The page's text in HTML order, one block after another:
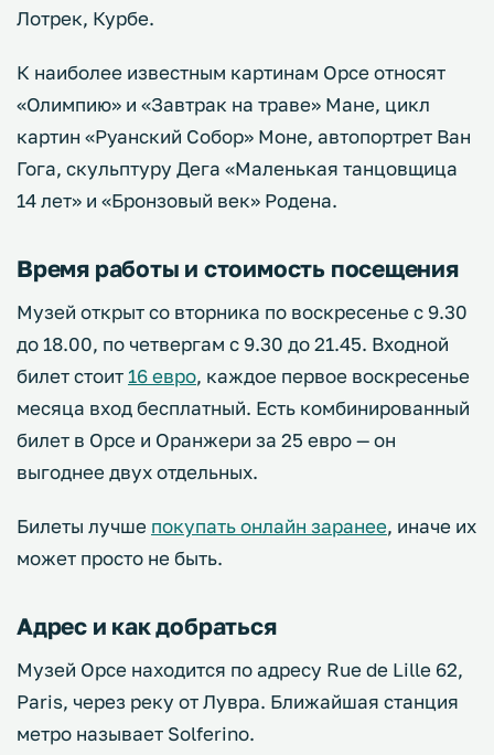
Лотрек, Курбе.
К наиболее известным картинам Орсе относят
«Олимпию» и «Завтрак на траве» Мане, цикл
картин «Руанский Собор» Моне, автопортрет Ван
Гога, скульптуру Дега «Маленькая танцовщица
14 лет» и «Бронзовый век» Родена.
Время работы и стоимость посещения
Музей открыт со вторника по воскресенье с 9.30
до 18.00, по четвергам с 9.30 до 21.45. Входной
билет стоит 16 евро, каждое первое воскресенье
месяца вход бесплатный. Есть комбинированный
билет в Орсе и Оранжери за 25 евро — он
выгоднее двух отдельных.
Билеты лучше покупать онлайн заранее, иначе их
может просто не быть.
Адрес и как добраться
Музей Орсе находится по адресу Rue de Lille 62,
Paris, через реку от Лувра. Ближайшая станция
метро называет Solferino.